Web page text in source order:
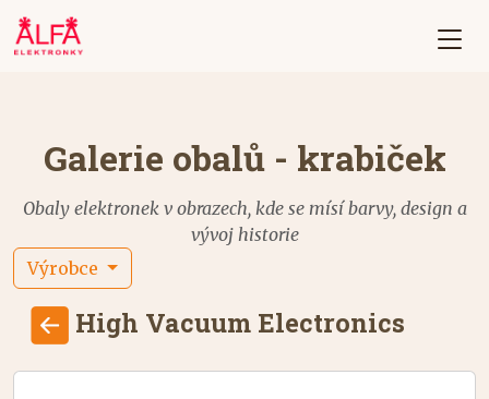
Galerie obalů - krabiček
Obaly elektronek v obrazech, kde se mísí barvy, design a
vývoj historie
Výrobce
High Vacuum Electronics